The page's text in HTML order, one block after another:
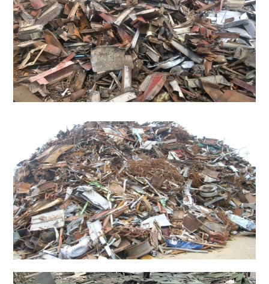
資源の一生に、夢と責任。
事業所map arrow_forward